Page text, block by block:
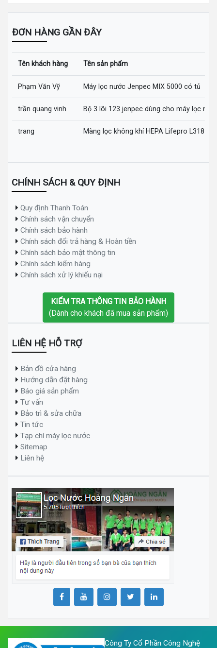
ĐƠN HÀNG GẦN ĐÂY
Tên khách hàng Tên sản phẩm
Phạm Văn Vỹ Máy lọc nước Jenpec MIX 5000 có tủ
trần quang vinh Bộ 3 lõi 123 jenpec dùng cho máy lọc
trang Màng lọc không khí HEPA Lifepro L318-AZ
CHÍNH SÁCH & QUY ĐỊNH
Quy định Thanh Toán
Chính sách vận chuyển
Chính sách bảo hành
Chính sách đổi trả hàng & Hoàn tiền
Chính sách bảo mật thông tin
Chính sách kiểm hàng
Chính sách xử lý khiếu nại
KIỂM TRA THÔNG TIN BẢO HÀNH
(Dành cho khách đã mua sản phẩm)
LIÊN HỆ HỖ TRỢ
Bản đồ cửa hàng
Hướng dẫn đặt hàng
Báo giá sản phẩm
Tư vấn
Bảo trì & sửa chữa
Tin tức
Tạp chí máy lọc nước
Sitemap
Liên hệ
Công Ty Cổ Phần Công Nghệ